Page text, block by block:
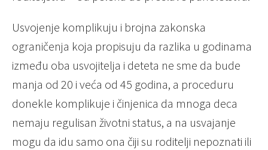
Usvojenje komplikuju i brojna zakonska
ograničenja koja propisuju da razlika u godinama
između oba usvojitelja i deteta ne sme da bude
manja od 20 i veća od 45 godina, a proceduru
donekle komplikuje i činjenica da mnoga deca
nemaju regulisan životni status, a na usvajanje
mogu da idu samo ona čiji su roditelji nepoznati ili